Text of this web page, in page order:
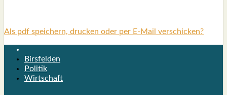
Als pdf speichern, drucken oder per E-Mail verschicken?
Birsfelden
Politik
Wirtschaft